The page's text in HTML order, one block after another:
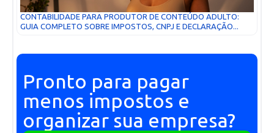
CONTABILIDADE PARA PRODUTOR DE CONTEÚDO ADULTO:
GUIA COMPLETO SOBRE IMPOSTOS, CNPJ E DECLARAÇÃO...
Pronto para pagar
menos impostos e
organizar sua empresa?